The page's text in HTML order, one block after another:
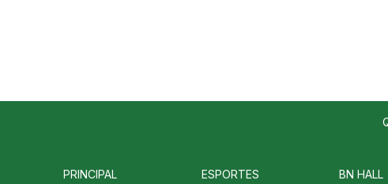
PRINCIPAL ESPORTES BN HALL